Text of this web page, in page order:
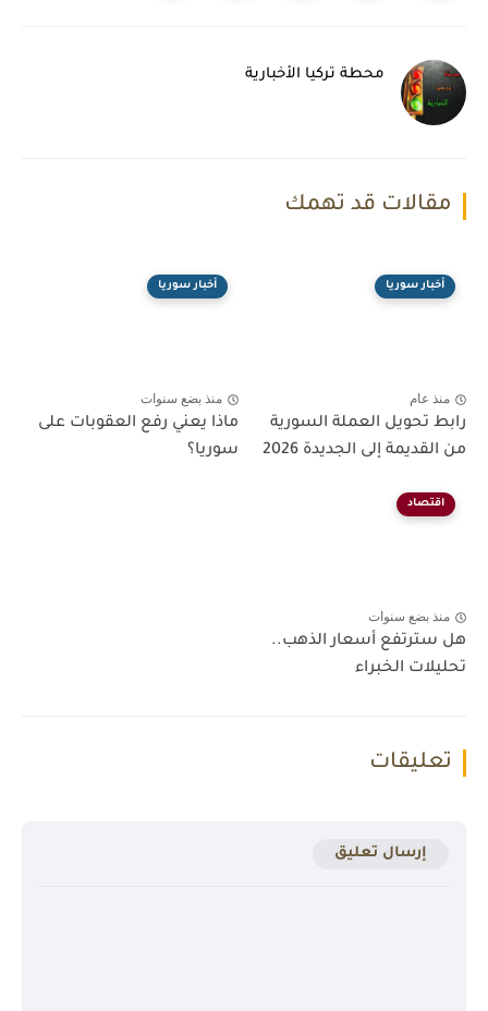
محطة تركيا الأخبارية
مقالات قد تهمك
أخبار سوريا
منذ عام
رابط تحويل العملة السورية
من القديمة إلى الجديدة 2026
أخبار سوريا
منذ بضع سنوات
ماذا يعني رفع العقوبات على
سوريا؟
اقتصاد
منذ بضع سنوات
هل سترتفع أسعار الذهب..
تحليلات الخبراء
تعليقات
إرسال تعليق